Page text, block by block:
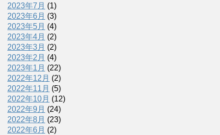
2023年7月 (1)
2023年6月 (3)
2023年5月 (4)
2023年4月 (2)
2023年3月 (2)
2023年2月 (4)
2023年1月 (22)
2022年12月 (2)
2022年11月 (5)
2022年10月 (12)
2022年9月 (24)
2022年8月 (23)
2022年6月 (2)